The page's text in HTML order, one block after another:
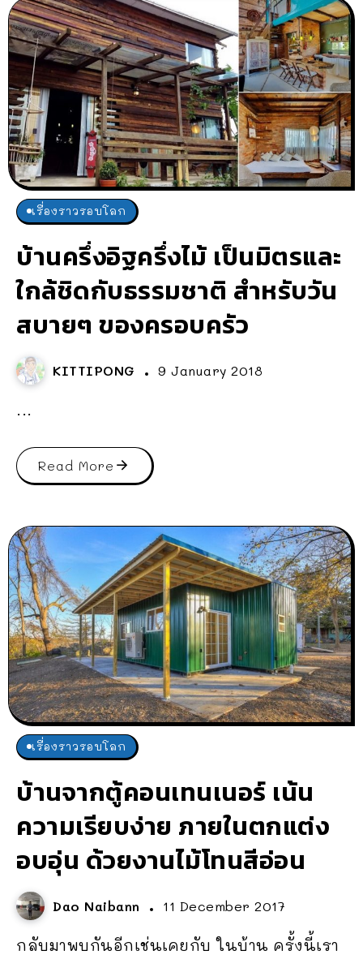
เรื่องราวรอบโลก
บ้านครึ่งอิฐครึ่งไม้ เป็นมิตรและ
ใกล้ชิดกับธรรมชาติ สำหรับวัน
สบายๆ ของครอบครัว
KITTIPONG 9 January 2018
...
Read More
เรื่องราวรอบโลก
บ้านจากตู้คอนเทนเนอร์ เน้น
ความเรียบง่าย ภายในตกแต่ง
อบอุ่น ด้วยงานไม้โทนสีอ่อน
Dao Naibann 11 December 2017
กลับมาพบกันอีกเช่นเคยกับ ในบ้าน ครั้งนี้เรา